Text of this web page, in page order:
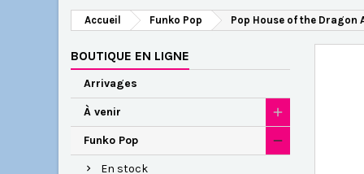
Accueil Funko Pop Pop House of the Dragon
BOUTIQUE EN LIGNE
Arrivages
À venir
Funko Pop
En stock